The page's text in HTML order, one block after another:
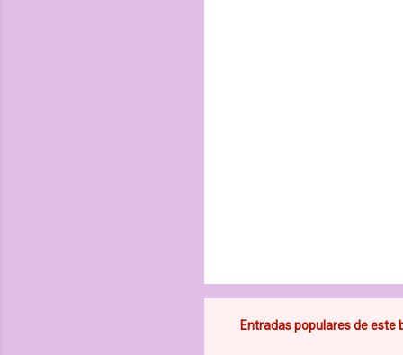
Entradas populares de este